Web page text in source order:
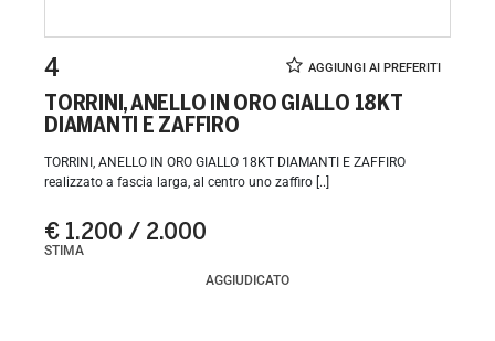
4
TORRINI, ANELLO IN ORO GIALLO 18KT
DIAMANTI E ZAFFIRO
TORRINI, ANELLO IN ORO GIALLO 18KT DIAMANTI E ZAFFIRO
realizzato a fascia larga, al centro uno zaffiro [..]
€ 1.200 / 2.000
STIMA
AGGIUDICATO